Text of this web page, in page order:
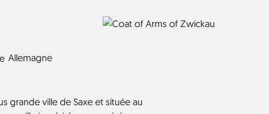
Allemagne
grande ville de Saxe et située au